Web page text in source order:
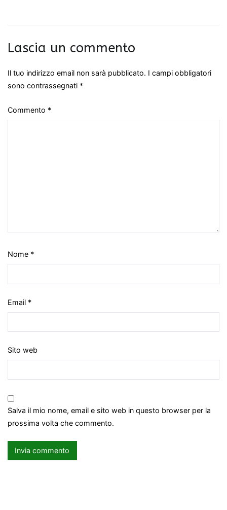
Lascia un commento
Il tuo indirizzo email non sarà pubblicato. I campi obbligatori
sono contrassegnati *
Commento *
Nome *
Email *
Sito web
Salva il mio nome, email e sito web in questo browser per la
prossima volta che commento.